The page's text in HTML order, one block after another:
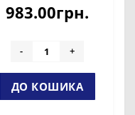
983.00грн.
- +
ДО КОШИКА